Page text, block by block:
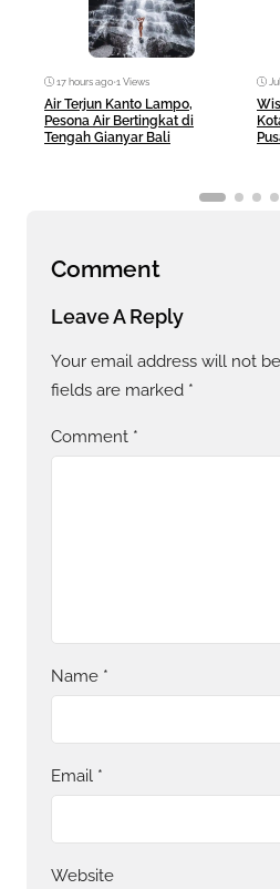
17 hours ago•1 Views
Air Terjun Kanto Lampo,
Pesona Air Bertingkat di
Tengah Gianyar Bali
Comment
Leave A Reply
Your email address will not
fields are marked *
Comment *
Name *
Email *
Website